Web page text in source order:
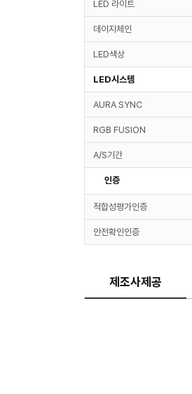
LED 라이트
데이지체인
LED색상
LED시스템
AURA SYNC
RGB FUSION
A/S기간
인증
적합성평가인증
안전확인인증
제조사제공